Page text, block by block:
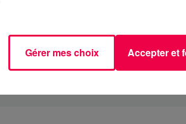
Gérer mes choix Accepter et